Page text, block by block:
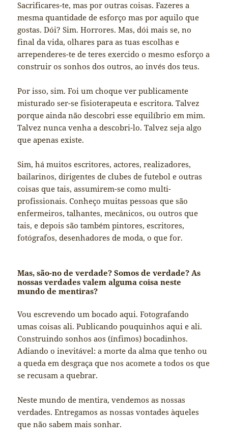
Sacrificares-te, mas por outras coisas. Fazeres a
mesma quantidade de esforço mas por aquilo que
gostas. Dói? Sim. Horrores. Mas, dói mais se, no
final da vida, olhares para as tuas escolhas e
arrependeres-te de teres exercido o mesmo esforço a
construir os sonhos dos outros, ao invés dos teus.
Por isso, sim. Foi um choque ver publicamente
misturado ser-se fisioterapeuta e escritora. Talvez
porque ainda não descobri esse equilíbrio em mim.
Talvez nunca venha a descobri-lo. Talvez seja algo
que apenas existe.
Sim, há muitos escritores, actores, realizadores,
bailarinos, dirigentes de clubes de futebol e outras
coisas que tais, assumirem-se como multi-
profissionais. Conheço muitas pessoas que são
enfermeiros, talhantes, mecânicos, ou outros que
tais, e depois são também pintores, escritores,
fotógrafos, desenhadores de moda, o que for.
Mas, são-no de verdade? Somos de verdade? As
nossas verdades valem alguma coisa neste
mundo de mentiras?
Vou escrevendo um bocado aqui. Fotografando
umas coisas ali. Publicando pouquinhos aqui e ali.
Construindo sonhos aos (ínfimos) bocadinhos.
Adiando o inevitável: a morte da alma que tenho ou
a queda em desgraça que nos acomete a todos os que
se recusam a quebrar.
Neste mundo de mentira, vendemos as nossas
verdades. Entregamos as nossas vontades àqueles
que não sabem mais sonhar.